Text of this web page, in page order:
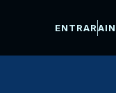
ENTRAR